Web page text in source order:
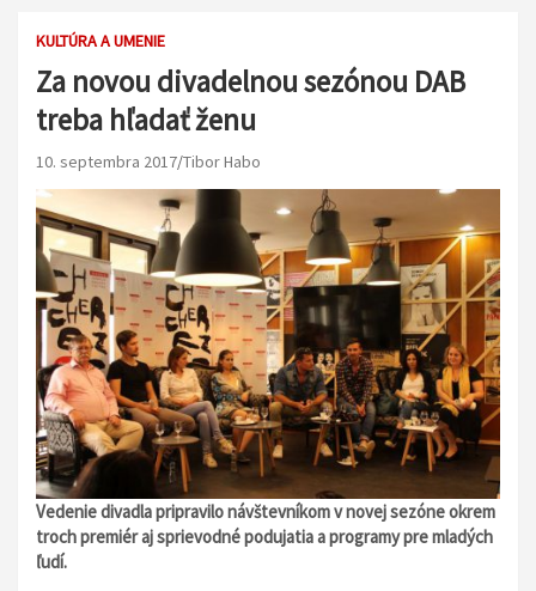
KULTÚRA A UMENIE
Za novou divadelnou sezónou DAB
treba hľadať ženu
10. septembra 2017 Tibor Habo
Vedenie divadla pripravilo návštevníkom v novej sezóne okrem
troch premiér aj sprievodné podujatia a programy pre mladých
ľudí.